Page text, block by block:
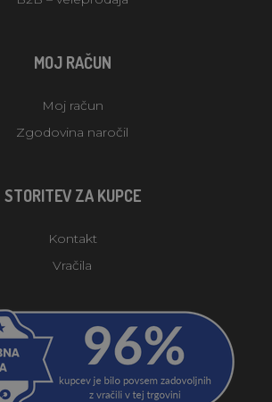
MOJ RAČUN
Moj račun
Zgodovina naročil
STORITEV ZA KUPCE
Kontakt
Vračila